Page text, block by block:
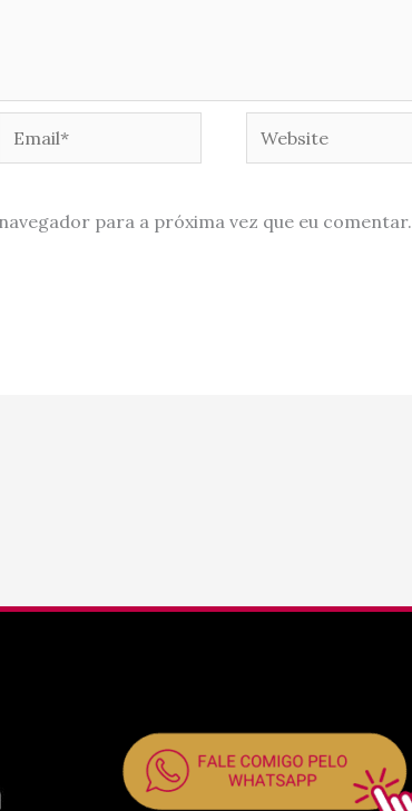
Website
para a próxima vez que eu comentar.